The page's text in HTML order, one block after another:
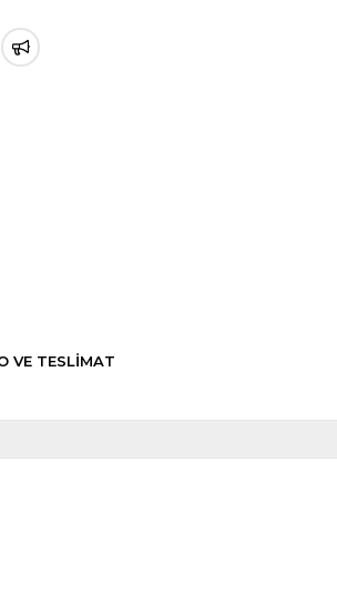
VE TESLİMAT